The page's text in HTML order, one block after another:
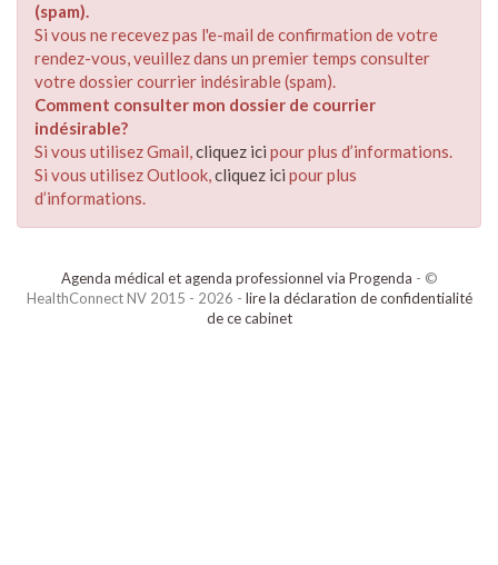
(spam).
Si vous ne recevez pas l'e-mail de confirmation de votre
rendez-vous, veuillez dans un premier temps consulter
votre dossier courrier indésirable (spam).
Comment consulter mon dossier de courrier
indésirable?
Si vous utilisez Gmail,cliquez ici pour plus d’informations.
Si vous utilisez Outlook,cliquez ici pour plus
d’informations.
Agenda médical et agenda professionnel via Progenda - ©
HealthConnect NV 2015 - 2026 - lire la déclaration de confidentialité
de ce cabinet